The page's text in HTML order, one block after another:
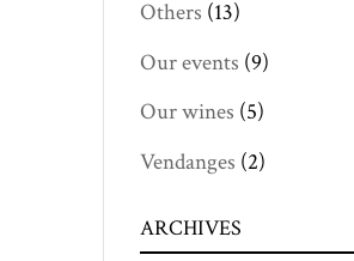
Others (13)
Our events (9)
Our wines (5)
Vendanges (2)
ARCHIVES